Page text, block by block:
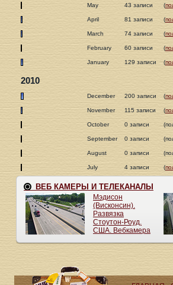
May 43 записи (
April 81 записи (
March 74 записи (
February 60 записи (
January 129 записи (
2010
December 200 записи (
November 115 записи (
October 0 записи
September 0 записи
August 0 записи
July 4 записи (